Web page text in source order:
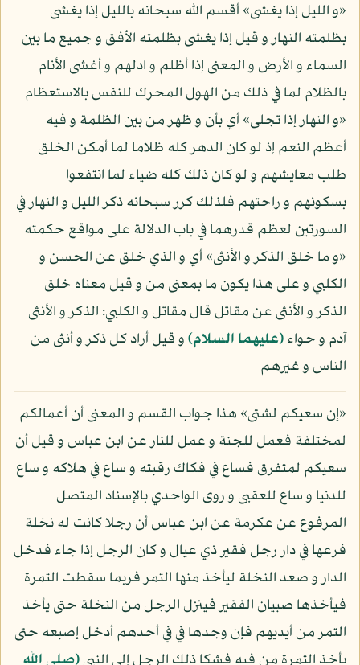
«و الليل إذا يغشى» أقسم الله سبحانه بالليل إذا يغشى
بظلمته النهار و قيل إذا يغشى بظلمته الأفق و جميع ما بين
السماء و الأرض و المعنى إذا أظلم و ادلهم و أغشى الأنام
بالظلام لما في ذلك من الهول المحرك للنفس بالاستعظام
«و النهار إذا تجلى» أي بأن و ظهر من بين الظلمة و فيه
أعظم النعم إذ لو كان الدهر كله ظلاما لما أمكن الخلق
طلب معايشهم و لو كان ذلك كله ضياء لما انتفعوا
بسكونهم و راحتهم فلذلك كرر سبحانه ذكر الليل و النهار في
السورتين لعظم قدرهما في باب الدلالة على مواقع حكمته
«و ما خلق الذكر و الأنثى» أي و الذي خلق عن الحسن و
الكلبي و على هذا يكون ما بمعنى من و قيل معناه خلق
الذكر و الأنثى عن مقاتل قال مقاتل و الكلبي: الذكر و الأنثى
آدم و حواء(عليهما السلام)و قيل أراد كل ذكر و أنثى من
الناس و غيرهم
«إن سعيكم لشتى» هذا جواب القسم و المعنى أن أعمالكم
لمختلفة فعمل للجنة و عمل للنار عن ابن عباس و قيل أن
سعيكم لمتفرق فساع في فكاك رقبته و ساع في هلاكه و ساع
للدنيا و ساع للعقبى و روى الواحدي بالإسناد المتصل
المرفوع عن عكرمة عن ابن عباس أن رجلا كانت له نخلة
فرعها في دار رجل فقير ذي عيال و كان الرجل إذا جاء فدخل
الدار و صعد النخلة ليأخذ منها التمر فربما سقطت التمرة
فيأخذها صبيان الفقير فينزل الرجل من النخلة حتى يأخذ
التمر من أيديهم فإن وجدها في في أحدهم أدخل إصبعه حتى
يأخذ التمرة من فيه فشكا ذلك الرجل إلى النبي(صلى الله